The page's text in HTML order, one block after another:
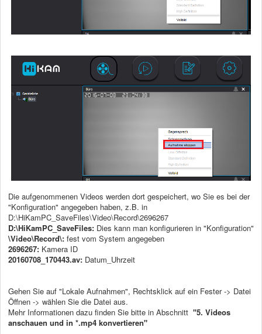
Die aufgenommenen Videos werden dort gespeichert, wo Sie es bei der
"Konfiguration" angegeben haben, z.B. in
D:\HiKamPC_SaveFiles\Video\Record\2696267
D:\HiKamPC_SaveFiles: Dies kann man konfigurieren in "Konfiguration"
\Video\Record\: fest vom System angegeben
2696267: Kamera ID
20160708_170443.av: Datum_Uhrzeit
Gehen Sie auf "Lokale Aufnahmen", Rechtsklick auf ein Fester -> Datei
Öffnen -> wählen Sie die Datei aus.
Mehr Informationen dazu finden Sie bitte in Abschnitt "5. Videos
anschauen und in *.mp4 konvertieren"